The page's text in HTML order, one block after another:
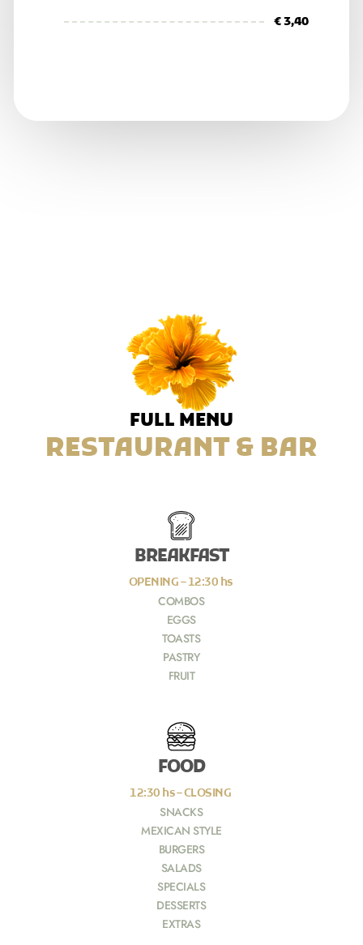
€ 3,40
FULL MENU
RESTAURANT & BAR
BREAKFAST
OPENING – 12:30 hs
COMBOS
EGGS
TOASTS
PASTRY
FRUIT
FOOD
12:30 hs – CLOSING
SNACKS
MEXICAN STYLE
BURGERS
SALADS
SPECIALS
DESSERTS
EXTRAS